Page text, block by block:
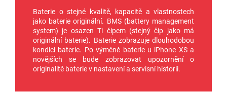
Baterie o stejné kvalitě, kapacitě a vlastnostech
jako baterie originální. BMS (battery management
system) je osazen Ti čipem (stejný čip jako má
originální baterie). Baterie zobrazuje dlouhodobou
kondici baterie. Po výměně baterie u iPhone XS a
novějších se bude zobrazovat upozornění o
originalitě baterie v nastavení a servisní historii.